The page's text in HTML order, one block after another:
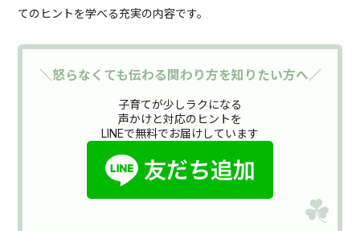
てのヒントを学べる充実の内容です。
＼怒らなくても伝わる関わり方を知りたい方へ／
子育てが少しラクになる
声かけと対応のヒントを
LINEで無料でお届けしています